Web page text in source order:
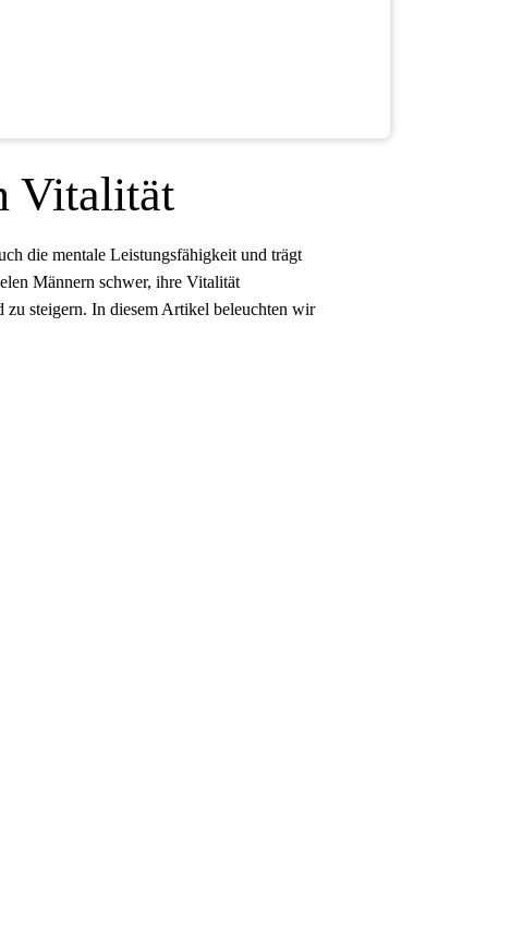
Vitalität
die mentale Leistungsfähigkeit und trägt
Männern schwer, ihre Vitalität
zu steigern. In diesem Artikel beleuchten wir